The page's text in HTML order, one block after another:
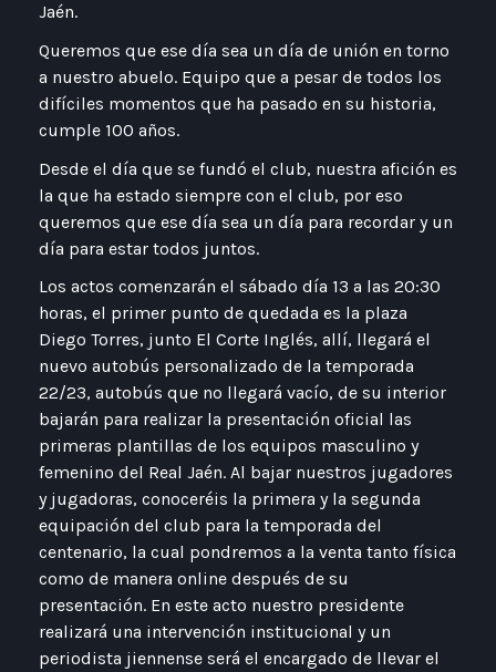
Jaén.
Queremos que ese día sea un día de unión en torno
a nuestro abuelo. Equipo que a pesar de todos los
difíciles momentos que ha pasado en su historia,
cumple 100 años.
Desde el día que se fundó el club, nuestra afición es
la que ha estado siempre con el club, por eso
queremos que ese día sea un día para recordar y un
día para estar todos juntos.
Los actos comenzarán el sábado día 13 a las 20:30
horas, el primer punto de quedada es la plaza
Diego Torres, junto El Corte Inglés, allí, llegará el
nuevo autobús personalizado de la temporada
22/23, autobús que no llegará vacío, de su interior
bajarán para realizar la presentación oficial las
primeras plantillas de los equipos masculino y
femenino del Real Jaén. Al bajar nuestros jugadores
y jugadoras, conoceréis la primera y la segunda
equipación del club para la temporada del
centenario, la cual pondremos a la venta tanto física
como de manera online después de su
presentación. En este acto nuestro presidente
realizará una intervención institucional y un
periodista jiennense será el encargado de llevar el